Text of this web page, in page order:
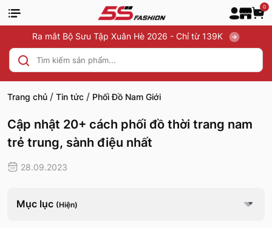
0
Ra mắt Bộ Sưu Tập Xuân Hè 2026 - Chỉ từ 139K
Trang chủ / Tin tức / Phối Đồ Nam Giới
Cập nhật 20+ cách phối đồ thời trang nam
trẻ trung, sành điệu nhất
28.09.2023
Mục lục (Hiện)